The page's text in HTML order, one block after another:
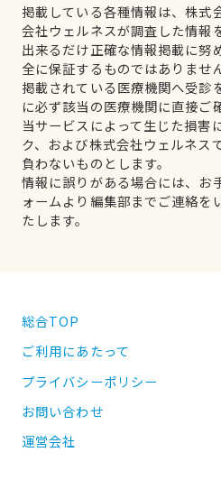
掲載している各種情報は、株式
会社ウェルネスが調査した情報
出来るだけ正確な情報掲載に努
全に保証するものではありませ
掲載されている医療機関へ受診
に必ず該当の医療機関に直接ご
当サービスによって生じた損害
ク、および株式会社ウェルネス
負わないものとします。
情報に誤りがある場合には、お
ォームより編集部までご連絡を
たします。
総合TOP
ご利用にあたって
プライバシーポリシー
お問い合わせ
運営会社